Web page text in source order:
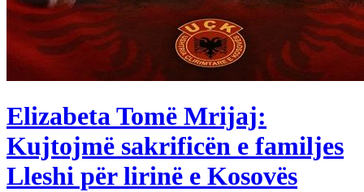
Elizabeta Tomë Mrijaj:
Kujtojmë sakrificën e familjes
Lleshi për lirinë e Kosovës